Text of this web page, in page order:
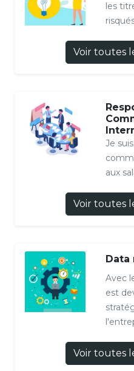
les
Voir toutes
Je
aux
Voir toutes
Data
Avec
est
Voir toutes